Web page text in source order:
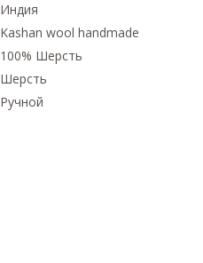
Индия
Kashan wool handmade
100% Шерсть
Шерсть
Ручной